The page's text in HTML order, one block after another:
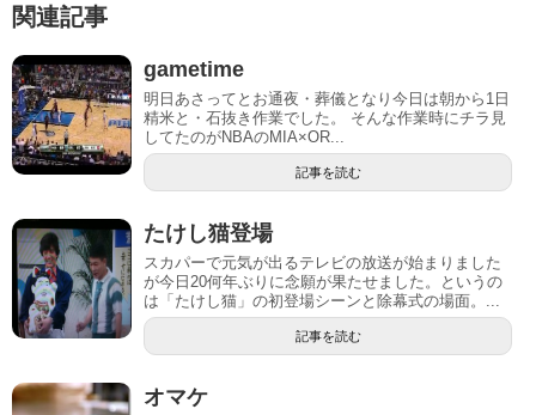
関連記事
gametime
明日あさってとお通夜・葬儀となり今日は朝から1日
精米と・石抜き作業でした。 そんな作業時にチラ見
してたのがNBAのMIA×OR...
記事を読む
たけし猫登場
スカパーで元気が出るテレビの放送が始まりました
が今日20何年ぶりに念願が果たせました。というの
は「たけし猫」の初登場シーンと除幕式の場面。...
記事を読む
オマケ